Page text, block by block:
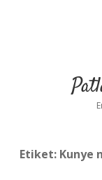
Etiket: Kunye